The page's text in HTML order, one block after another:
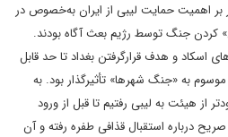
اهمیت حمایت لیبی از ایران به‌خصوص در
کردن جنگ توسط رژیم بعث آگاه بودند.
اسکاد و هدف قرارگرفتن بغداد تا حد قابل
به «جنگ شهرها» تأثیرگذار بود. به
هیئت به لیبی رفتیم تا قبل از ورود
درباره استقبال قذافی طفره رفته و آن